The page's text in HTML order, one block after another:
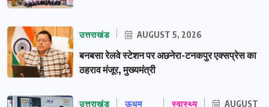
उत्तराखंड AUGUST 5, 2026
बनबसा रेलवे स्टेशन पर अछनेरा-टनकपुर एक्सप्रेस का
ठहराव मंजूर, मुख्यमंत्री
उत्तराखंड ऊधम स्वास्थ्य AUGUST